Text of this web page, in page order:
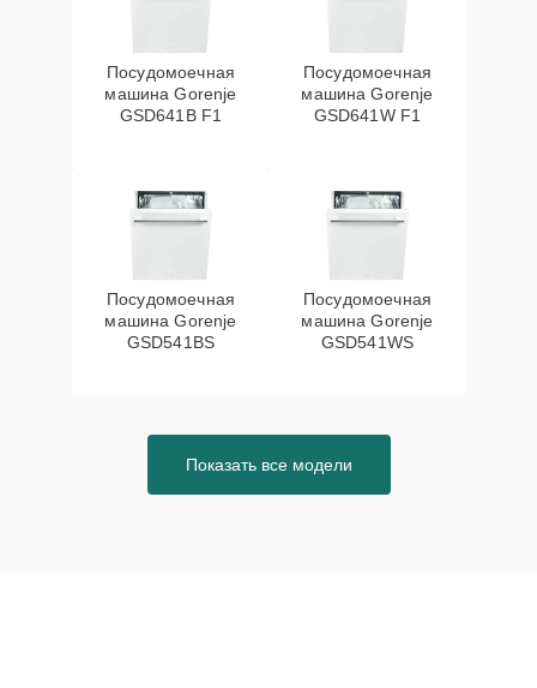
Посудомоечная
машина Gorenje
GSD641B F1
Посудомоечная
машина Gorenje
GSD641W F1
Посудомоечная
машина Gorenje
GSD541BS
Посудомоечная
машина Gorenje
GSD541WS
Показать все модели